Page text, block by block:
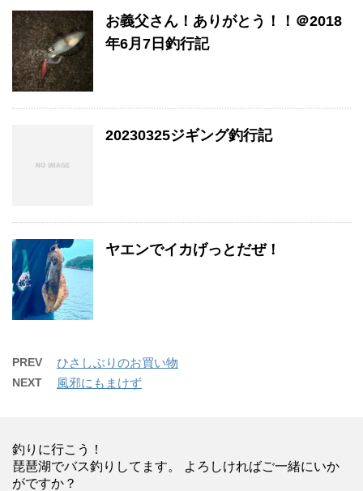
お義父さん！ありがとう！！＠2018
年6月7日釣行記
20230325ジギング釣行記
ヤエンでイカげっとだぜ！
PREV ひさしぶりのお買い物
NEXT 風邪にもまけず
釣りに行こう！
琵琶湖でバス釣りしてます。 よろしければご一緒にいか
がですか？